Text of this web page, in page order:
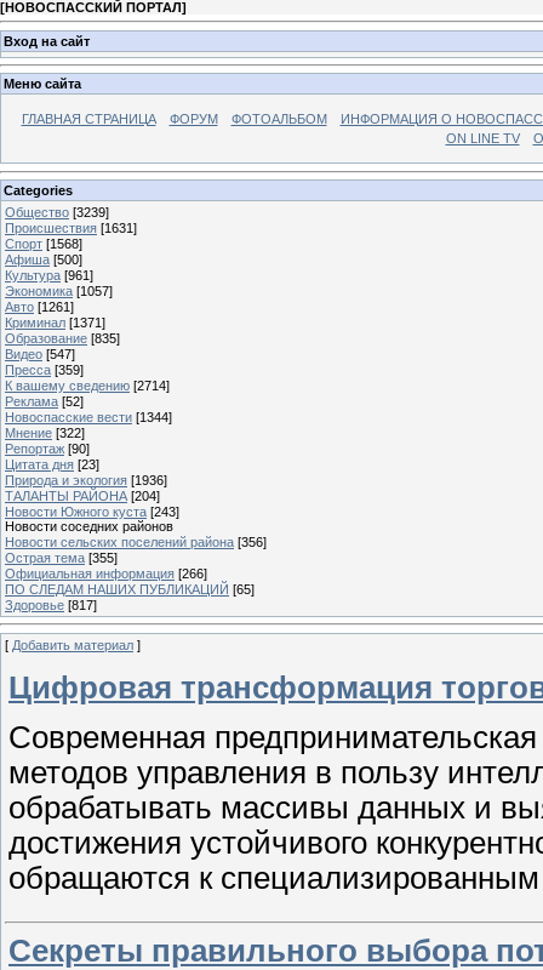
[НОВОСПАССКИЙ ПОРТАЛ]
Вход на сайт
Меню сайта
ГЛАВНАЯ СТРАНИЦА ФОРУМ ФОТОАЛЬБОМ
ИНФОРМАЦИЯ О
ON LINE TV
Categories
Общество [3239]
Происшествия [1631]
Спорт [1568]
Афиша [500]
Культура [961]
Экономика [1057]
Авто [1261]
Криминал [1371]
Образование [835]
Видео [547]
Пресса [359]
К вашему сведению [2714]
Реклама [52]
Новоспасские вести [1344]
Мнение [322]
Репортаж [90]
Цитата дня [23]
Природа и экология [1936]
ТАЛАНТЫ РАЙОНА [204]
Новости Южного куста [243]
Новости соседних районов
Новости сельских поселений района [356]
Острая тема [355]
Официальная информация [266]
ПО СЛЕДАМ НАШИХ ПУБЛИКАЦИЙ [65]
Здоровье [817]
[ Добавить материал ]
Цифровая трансформация
Современная предпринимательская
методов управления в пользу
обрабатывать массивы данных и
достижения устойчивого
обращаются к
Секреты правильного выбора